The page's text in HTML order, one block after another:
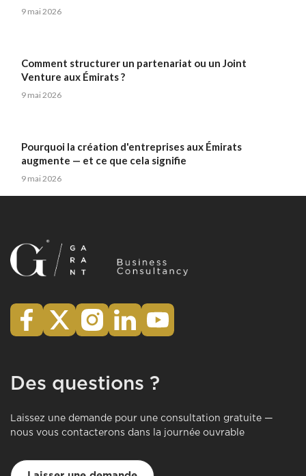
9 mai 2026
Comment structurer un partenariat ou un Joint
Venture aux Émirats ?
9 mai 2026
Pourquoi la création d'entreprises aux Émirats
augmente — et ce que cela signifie
9 mai 2026
Des questions ?
Laissez une demande pour une consultation gratuite —
nous vous contacterons dans la journée ouvrable